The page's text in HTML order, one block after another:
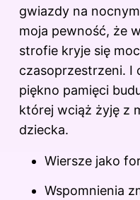
gwiazdy na
moja pewność, że
strofie kryje się
czasoprzestrzeni. I
piękno pamięci
której wciąż żyję z
dziecka.
Wiersze jako
Wspomnienia